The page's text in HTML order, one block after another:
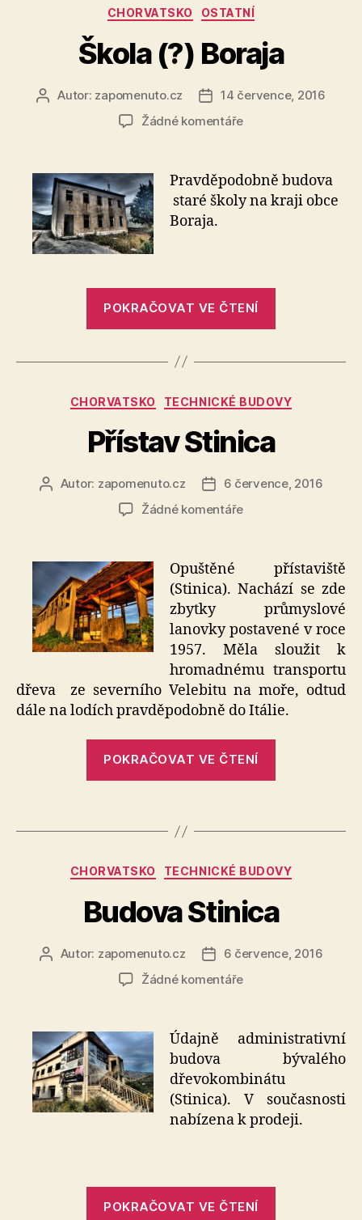
Rubriky
CHORVATSKO OSTATNÍ
Škola (?) Boraja
AutorAutor: zapomenuto.cz
Datum
příspěvku
14 července, 2016
Žádné komentářeu
názvem
Škola
(?)
Pravděpodobně budova
staré školy na kraji obce
Boraja.
POKRAČOVAT VE ČTENÍ
Rubriky
CHORVATSKO TECHNICKÉ BUDOVY
Přístav Stinica
AutorAutor: zapomenuto.cz
Datum
příspěvku
6 července, 2016
Žádné komentářeu
názvem
Přístav
Stinica
Opuštěné přístaviště
(Stinica). Nachází se zde
zbytky průmyslové
lanovky postavené v roce
1957. Měla sloužit k
hromadnému transportu
dřeva ze severního Velebitu na moře, odtud
dále na lodích pravděpodobně do Itálie.
POKRAČOVAT VE ČTENÍ
Rubriky
CHORVATSKO TECHNICKÉ BUDOVY
Budova Stinica
AutorAutor: zapomenuto.cz
Datum
příspěvku
6 července, 2016
Žádné komentářeu
názvem
Budova
Údajně administrativní
budova bývalého
dřevokombinátu
(Stinica). V současnosti
nabízena k prodeji.
POKRAČOVAT VE ČTENÍ